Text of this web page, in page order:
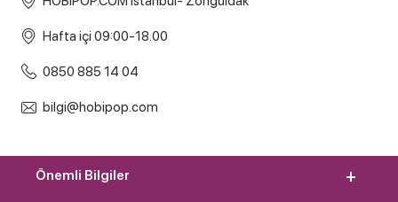
Hafta içi 09:00-18.00
0850 885 14 04
bilgi@hobipop.com
Önemli Bilgiler